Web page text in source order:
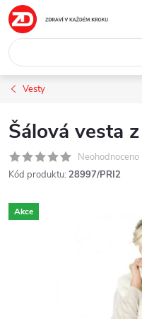
Přejít
na
obsah
Vesty
Šálová vesta
Neohodnoceno
Kód produktu: 28997/PRI2
Akce